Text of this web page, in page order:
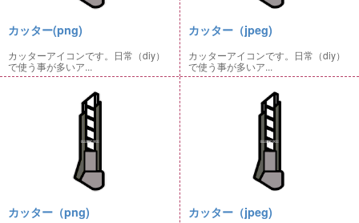
カッター(png)
カッターアイコンです。日常（diy）
で使う事が多いア...
カッター（jpeg)
カッターアイコンです。日常（diy）
で使う事が多いア...
カッター（png) カッター（jpeg)